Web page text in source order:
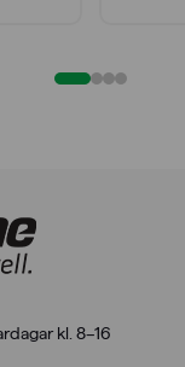
kl. 8–16